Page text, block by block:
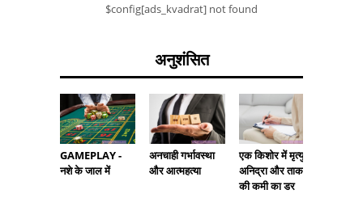
$config[ads_kvadrat] not found
अनुशंसित
GAMEPLAY -
नशे के जाल में
अनचाही गर्भावस्था
और आत्महत्या
एक किशोर में मृत्यु,
अनिद्रा और ताकत
की कमी का डर